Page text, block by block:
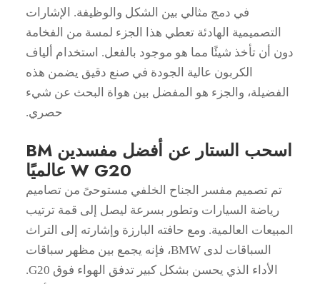
في دمج مثالي بين الشكل والوظيفة. الإشارات
التصميمية الهادئة تعطي هذا الجزء لمسة من الفخامة
دون أن تأخذ شيئًا مما هو موجود بالفعل. استخدام ألياف
الكربون عالية الجودة في صنع دقيق يضمن هذه
الفضيلة، والجزء هو المفضل بين هواة البحث عن شيء
حصري.
اسحب الستار عن أفضل مفسدين BM
W G20 عالميًا
تم تصميم مفسر الجناح الخلفي مستوحىً من تصاميم
رياضة السيارات وتطور بسرعة ليصل إلى قمة ترتيب
المبيعات العالمية. ومع حافته البارزة وإشارته إلى التراث
السباقات لدى BMW، فإنه يجمع بين مظهر سباقات
الأداء الذي يحسن بشكل كبير تدفق الهواء فوق G20.